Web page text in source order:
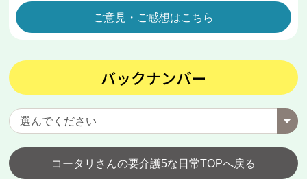
ご意見・ご感想はこちら
バックナンバー
コータリさんの要介護5な日常TOPへ戻る